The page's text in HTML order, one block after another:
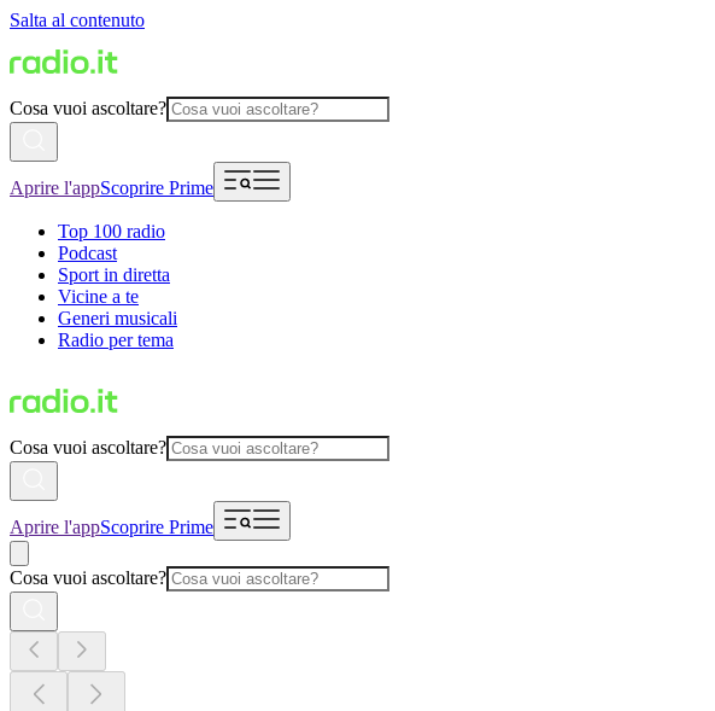
Salta al contenuto
Cosa vuoi ascoltare?
Aprire l'appScoprire Prime
Top 100 radio
Podcast
Sport in diretta
Vicine a te
Generi musicali
Radio per tema
Cosa vuoi ascoltare?
Aprire l'appScoprire Prime
Cosa vuoi ascoltare?